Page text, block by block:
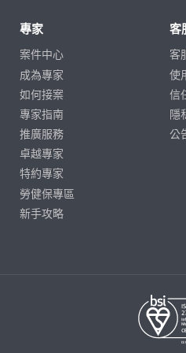
專家
案件中心
成為專家
如何接案
專家指南
推廣服務
卓越專家
特約專家
勞健保專區
新手攻略
客
客
使
信
隱
公